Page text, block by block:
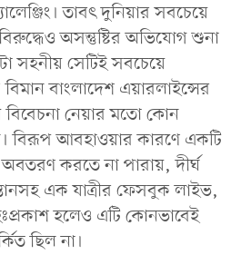
তাবৎ দুনিয়ার সবচেয়ে
অসন্তুষ্টির অভিযোগ শুনা
সহনীয় সেটিই সবচেয়ে
বাংলাদেশ এয়ারলাইন্সের
বিবেচনা নেয়ার মতো কোন
বিরূপ আবহাওয়ার কারণে একটি
করতে না পারায়, দীর্ঘ
এক যাত্রীর ফেসবুক লাইভ,
হলেও এটি কোনভাবেই
ছিল না।